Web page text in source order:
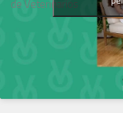
de Veterinarios